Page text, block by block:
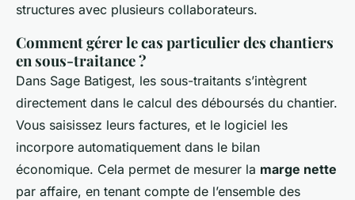
structures avec plusieurs collaborateurs.
Comment gérer le cas particulier des chantiers
en sous-traitance ?
Dans Sage Batigest, les sous-traitants s’intègrent
directement dans le calcul des déboursés du chantier.
Vous saisissez leurs factures, et le logiciel les
incorpore automatiquement dans le bilan
économique. Cela permet de mesurer la marge nette
par affaire, en tenant compte de l’ensemble des